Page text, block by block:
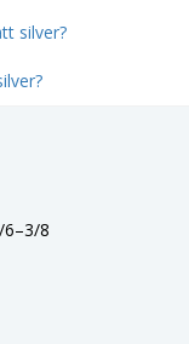
silver?
8